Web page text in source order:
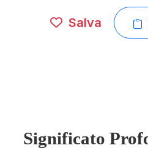
Salva
Significato